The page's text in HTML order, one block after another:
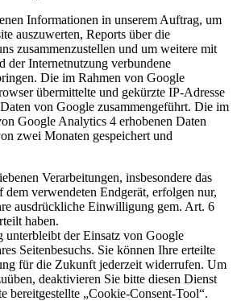
Informationen in unserem Auftrag, um
auszuwerten, Reports über die
zusammenzustellen und um weitere mit
der Internetnutzung verbundene
Die im Rahmen von Google
übermittelte und gekürzte IP-Adresse
von Google zusammengeführt. Die im
Google Analytics 4 erhobenen Daten
zwei Monaten gespeichert und
Verarbeitungen, insbesondere das
dem verwendeten Endgerät, erfolgen nur,
ausdrückliche Einwilligung gem. Art. 6
haben.
der Einsatz von Google
Seitenbesuchs. Sie können Ihre erteilte
für die Zukunft jederzeit widerrufen. Um
deaktivieren Sie bitte diesen Dienst
bereitgestellte „Cookie-Consent-Tool“.